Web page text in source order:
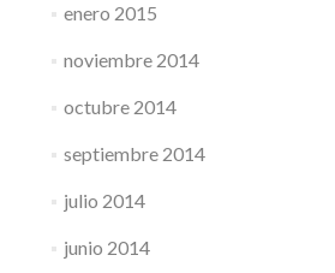
enero 2015
noviembre 2014
octubre 2014
septiembre 2014
julio 2014
junio 2014